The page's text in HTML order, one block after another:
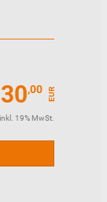
30,00 EUR
19% MwSt.